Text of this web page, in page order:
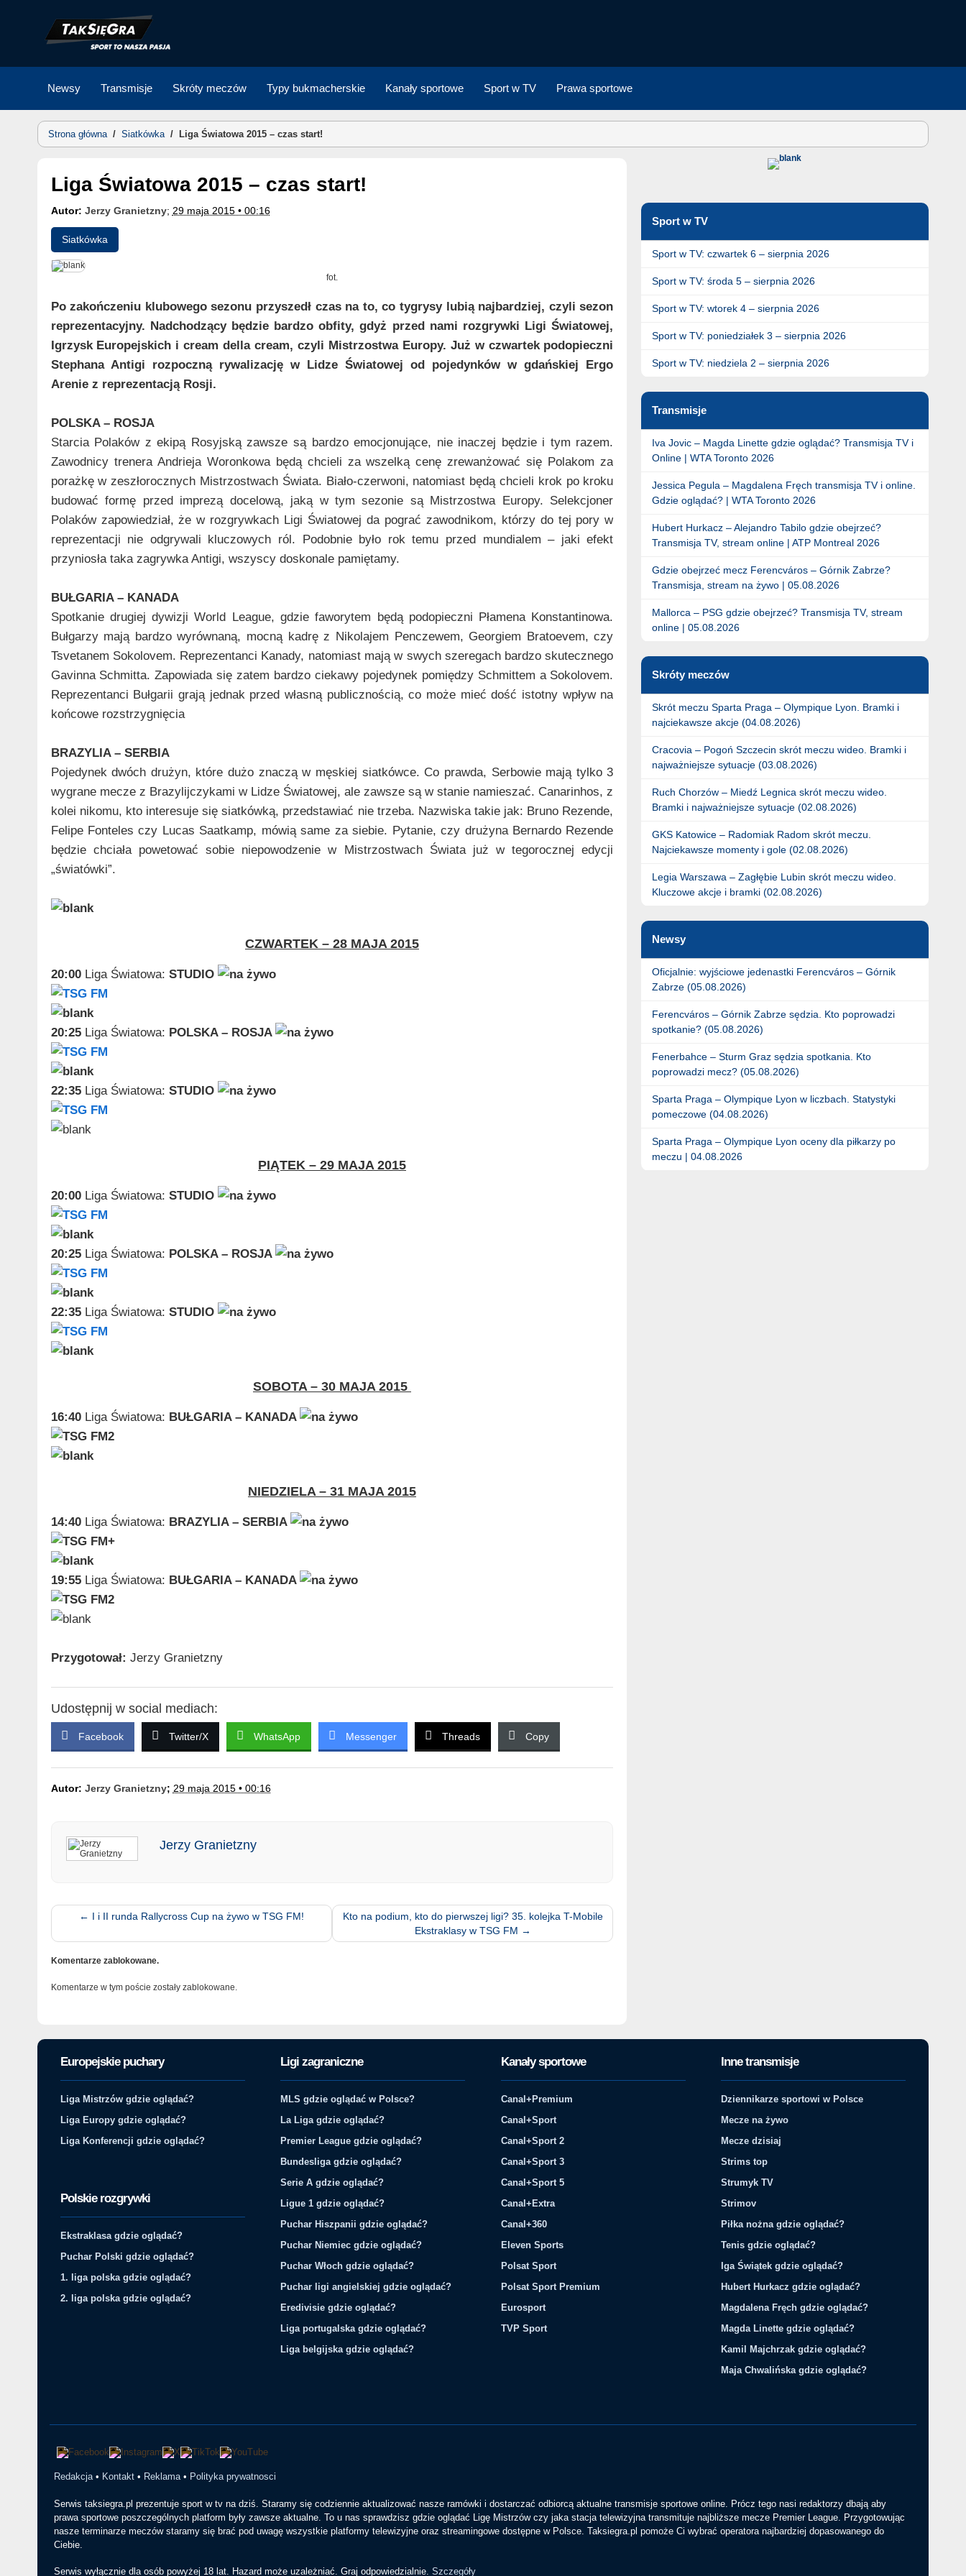
Newsy Transmisje Skróty meczów Typy bukmacherskie Kanały sportowe Sport w TV Prawa sportowe
Strona główna/ Siatkówka/ Liga Światowa 2015 – czas start!
Liga Światowa 2015 – czas start!
Autor: Jerzy Granietzny; 29 maja 2015 • 00:16
Siatkówka
fot.
Po zakończeniu klubowego sezonu przyszedł czas na to, co tygrysy lubią najbardziej, czyli sezon
reprezentacyjny. Nadchodzący będzie bardzo obfity, gdyż przed nami rozgrywki Ligi Światowej,
Igrzysk Europejskich i cream della cream, czyli Mistrzostwa Europy. Już w czwartek podopieczni
Stephana Antigi rozpoczną rywalizację w Lidze Światowej od pojedynków w gdańskiej Ergo
Arenie z reprezentacją Rosji.
POLSKA – ROSJA
Starcia Polaków z ekipą Rosyjską zawsze są bardzo emocjonujące, nie inaczej będzie i tym razem.
Zawodnicy trenera Andrieja Woronkowa będą chcieli za wszelką cenę zrewanżować się Polakom za
porażkę w zeszłorocznych Mistrzostwach Świata. Biało-czerwoni, natomiast będą chcieli krok po kroku
budować formę przed imprezą docelową, jaką w tym sezonie są Mistrzostwa Europy. Selekcjoner
Polaków zapowiedział, że w rozgrywkach Ligi Światowej da pograć zawodnikom, którzy do tej pory w
reprezentacji nie odgrywali kluczowych ról. Podobnie było rok temu przed mundialem – jaki efekt
przyniosła taka zagrywka Antigi, wszyscy doskonale pamiętamy.
BUŁGARIA – KANADA
Spotkanie drugiej dywizji World League, gdzie faworytem będą podopieczni Płamena Konstantinowa.
Bułgarzy mają bardzo wyrównaną, mocną kadrę z Nikolajem Penczewem, Georgiem Bratoevem, czy
Tsvetanem Sokolovem. Reprezentanci Kanady, natomiast mają w swych szeregach bardzo skutecznego
Gavinna Schmitta. Zapowiada się zatem bardzo ciekawy pojedynek pomiędzy Schmittem a Sokolovem.
Reprezentanci Bułgarii grają jednak przed własną publicznością, co może mieć dość istotny wpływ na
końcowe rozstrzygnięcia
BRAZYLIA – SERBIA
Pojedynek dwóch drużyn, które dużo znaczą w męskiej siatkówce. Co prawda, Serbowie mają tylko 3
wygrane mecze z Brazylijczykami w Lidze Światowej, ale zawsze są w stanie namieszać. Canarinhos, z
kolei nikomu, kto interesuje się siatkówką, przedstawiać nie trzeba. Nazwiska takie jak: Bruno Rezende,
Felipe Fonteles czy Lucas Saatkamp, mówią same za siebie. Pytanie, czy drużyna Bernardo Rezende
będzie chciała powetować sobie niepowodzenie w Mistrzostwach Świata już w tegorocznej edycji
„światówki”.
CZWARTEK – 28 MAJA 2015
20:00 Liga Światowa: STUDIO
20:25 Liga Światowa: POLSKA – ROSJA
22:35Liga Światowa: STUDIO
PIĄTEK – 29 MAJA 2015
20:00 Liga Światowa: STUDIO
20:25 Liga Światowa: POLSKA – ROSJA
22:35Liga Światowa: STUDIO
SOBOTA – 30 MAJA 2015
16:40Liga Światowa: BUŁGARIA – KANADA
NIEDZIELA – 31 MAJA 2015
14:40Liga Światowa: BRAZYLIA – SERBIA
19:55Liga Światowa: BUŁGARIA – KANADA
Przygotował: Jerzy Granietzny
Udostępnij w social mediach:
Facebook Twitter/X WhatsApp Messenger Threads Copy
Autor: Jerzy Granietzny; 29 maja 2015 • 00:16
Jerzy Granietzny
← I i II runda Rallycross Cup na żywo w TSG FM!
Kto na podium, kto do pierwszej ligi? 35. kolejka T-Mobile
Ekstraklasy w TSG FM →
Komentarze zablokowane.
Komentarze w tym poście zostały zablokowane.
Sport w TV
Sport w TV: czwartek 6 – sierpnia 2026
Sport w TV: środa 5 – sierpnia 2026
Sport w TV: wtorek 4 – sierpnia 2026
Sport w TV: poniedziałek 3 – sierpnia 2026
Sport w TV: niedziela 2 – sierpnia 2026
Transmisje
Iva Jovic – Magda Linette gdzie oglądać? Transmisja TV i
Online | WTA Toronto 2026
Jessica Pegula – Magdalena Fręch transmisja TV i online.
Gdzie oglądać? | WTA Toronto 2026
Hubert Hurkacz – Alejandro Tabilo gdzie obejrzeć?
Transmisja TV, stream online | ATP Montreal 2026
Gdzie obejrzeć mecz Ferencváros – Górnik Zabrze?
Transmisja, stream na żywo | 05.08.2026
Mallorca – PSG gdzie obejrzeć? Transmisja TV, stream
online | 05.08.2026
Skróty meczów
Skrót meczu Sparta Praga – Olympique Lyon. Bramki i
najciekawsze akcje (04.08.2026)
Cracovia – Pogoń Szczecin skrót meczu wideo. Bramki i
najważniejsze sytuacje (03.08.2026)
Ruch Chorzów – Miedź Legnica skrót meczu wideo.
Bramki i najważniejsze sytuacje (02.08.2026)
GKS Katowice – Radomiak Radom skrót meczu.
Najciekawsze momenty i gole (02.08.2026)
Legia Warszawa – Zagłębie Lubin skrót meczu wideo.
Kluczowe akcje i bramki (02.08.2026)
Newsy
Oficjalnie: wyjściowe jedenastki Ferencváros – Górnik
Zabrze (05.08.2026)
Ferencváros – Górnik Zabrze sędzia. Kto poprowadzi
spotkanie? (05.08.2026)
Fenerbahce – Sturm Graz sędzia spotkania. Kto
poprowadzi mecz? (05.08.2026)
Sparta Praga – Olympique Lyon w liczbach. Statystyki
pomeczowe (04.08.2026)
Sparta Praga – Olympique Lyon oceny dla piłkarzy po
meczu | 04.08.2026
Europejskie puchary
Liga Mistrzów gdzie oglądać?
Liga Europy gdzie oglądać?
Liga Konferencji gdzie oglądać?
Polskie rozgrywki
Ekstraklasa gdzie oglądać?
Puchar Polski gdzie oglądać?
1. liga polska gdzie oglądać?
2. liga polska gdzie oglądać?
Ligi zagraniczne
MLS gdzie oglądać w Polsce?
La Liga gdzie oglądać?
Premier League gdzie oglądać?
Bundesliga gdzie oglądać?
Serie A gdzie oglądać?
Ligue 1 gdzie oglądać?
Puchar Hiszpanii gdzie oglądać?
Puchar Niemiec gdzie oglądać?
Puchar Włoch gdzie oglądać?
Puchar ligi angielskiej gdzie oglądać?
Eredivisie gdzie oglądać?
Liga portugalska gdzie oglądać?
Liga belgijska gdzie oglądać?
Kanały sportowe
Canal+Premium
Canal+Sport
Canal+Sport 2
Canal+Sport 3
Canal+Sport 5
Canal+Extra
Canal+360
Eleven Sports
Polsat Sport
Polsat Sport Premium
Eurosport
TVP Sport
Inne transmisje
Dziennikarze sportowi w Polsce
Mecze na żywo
Mecze dzisiaj
Strims top
Strumyk TV
Strimov
Piłka nożna gdzie oglądać?
Tenis gdzie oglądać?
Iga Świątek gdzie oglądać?
Hubert Hurkacz gdzie oglądać?
Magdalena Fręch gdzie oglądać?
Magda Linette gdzie oglądać?
Kamil Majchrzak gdzie oglądać?
Maja Chwalińska gdzie oglądać?
Redakcja• Kontakt• Reklama• Polityka prywatnosci
Serwis taksiegra.pl prezentuje sport w tv na dziś. Staramy się codziennie aktualizować nasze ramówki i dostarczać odbiorcą aktualne transmisje sportowe online. Prócz tego nasi redaktorzy dbają aby
prawa sportowe poszczególnych platform były zawsze aktualne. To u nas sprawdzisz gdzie oglądać Ligę Mistrzów czy jaka stacja telewizyjna transmituje najbliższe mecze Premier League. Przygotowując
nasze terminarze meczów staramy się brać pod uwagę wszystkie platformy telewizyjne oraz streamingowe dostępne w Polsce. Taksiegra.pl pomoże Ci wybrać operatora najbardziej dopasowanego do
Ciebie.
Serwis wyłącznie dla osób powyżej 18 lat. Hazard może uzależniać. Graj odpowiedzialnie. Szczegóły